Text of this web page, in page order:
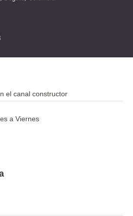
el canal constructor
a Viernes